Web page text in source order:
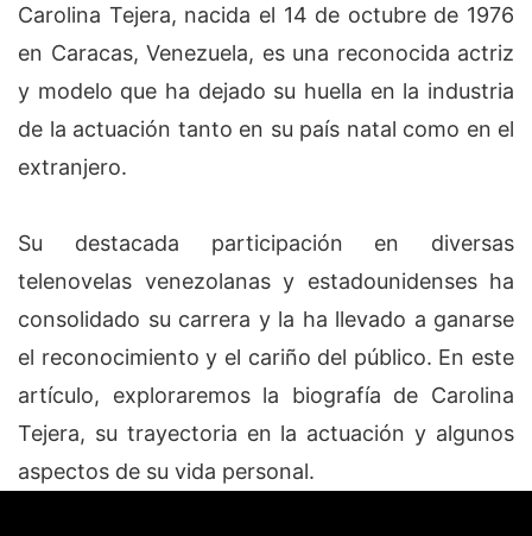
Carolina Tejera, nacida el 14 de octubre de 1976
en Caracas, Venezuela, es una reconocida actriz
y modelo que ha dejado su huella en la industria
de la actuación tanto en su país natal como en el
extranjero.
Su destacada participación en diversas
telenovelas venezolanas y estadounidenses ha
consolidado su carrera y la ha llevado a ganarse
el reconocimiento y el cariño del público. En este
artículo, exploraremos la biografía de Carolina
Tejera, su trayectoria en la actuación y algunos
aspectos de su vida personal.